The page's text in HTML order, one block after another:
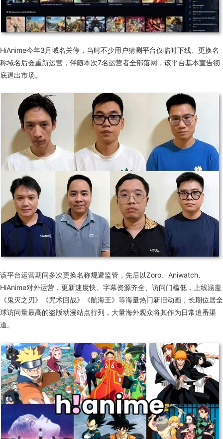
HiAnime今年3月域名关停，当时不少用户猜测平台仅临时下线、更换名
称域名后会重新运营，伴随本次7名运营者全部落网，该平台基本宣告彻
底退出市场。
该平台运营期间多次更换名称规避监管，先后以Zoro、Aniwatch、
HiAnime对外运营，更新速度快、字幕资源齐全、访问门槛低，上线涵盖
《鬼灭之刃》《咒术回战》《航海王》等海量热门新旧动画，长期位居全
球访问量最高的盗版动漫站点行列，大量海外观众将其作为日常追番渠
道。